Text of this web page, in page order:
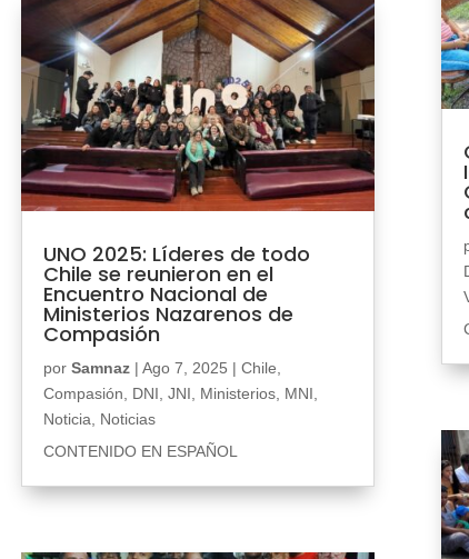
UNO 2025: Líderes de todo
Chile se reunieron en el
Encuentro Nacional de
Ministerios Nazarenos de
Compasión
por Samnaz| Ago 7, 2025 | Chile
Compasión
DNI JNI Ministerios, MNI
Noticia
Noticias
CONTENIDO EN ESPAÑOL